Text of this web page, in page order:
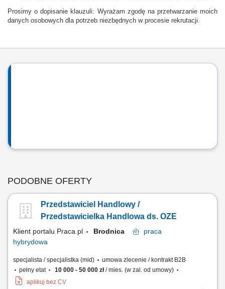
Prosimy o dopisanie klauzuli: Wyrażam zgodę na przetwarzanie moich
danych osobowych dla potrzeb niezbędnych w procesie rekrutacji.
PODOBNE OFERTY
Przedstawiciel Handlowy /
Przedstawicielka Handlowa ds. OZE
Klient portalu Praca.pl Brodnica
praca
hybrydowa
specjalista / specjalistka (mid)
umowa zlecenie / kontrakt B2B
pełny etat
10 000 - 50 000 zł/ mies. (w zal. od umowy)
aplikuj bez CV